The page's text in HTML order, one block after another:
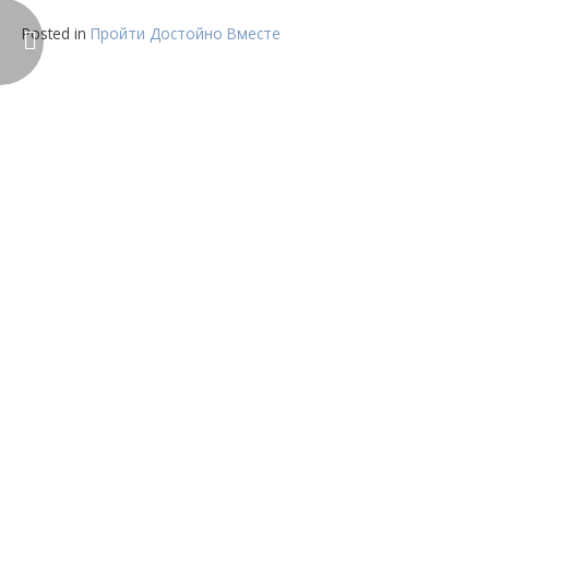
Posted in Пройти Достойно Вместе
Навигация